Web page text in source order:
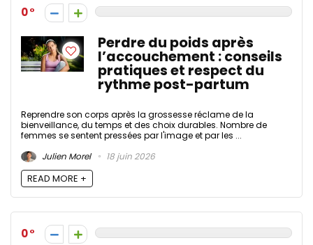
0
Perdre du poids après
l’accouchement : conseils
pratiques et respect du
rythme post-partum
Reprendre son corps après la grossesse réclame de la
bienveillance, du temps et des choix durables. Nombre de
femmes se sentent pressées par l'image et par les ...
Julien Morel
18 juin 2026
READ MORE +
0